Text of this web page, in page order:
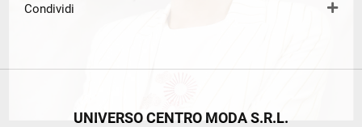
Condividi
UNIVERSO CENTRO MODA S.R.L.